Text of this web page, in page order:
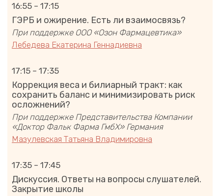
16:55 – 17:15
ГЭРБ и ожирение. Есть ли взаимосвязь?
При поддержке ООО «Озон Фармацевтика»
Лебедева Екатерина Геннадиевна
17:15 – 17:35
Коррекция веса и билиарный тракт: как
сохранить баланс и минимизировать риск
осложнений?
При поддержке Представительства Компании
«Доктор Фальк Фарма ГмбХ» Германия
Мазулевская Татьяна Владимировна
17:35 – 17:45
Дискуссия. Ответы на вопросы слушателей.
Закрытие школы